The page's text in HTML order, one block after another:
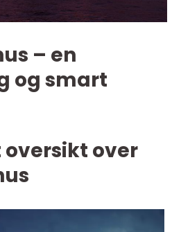
– en
og smart
over